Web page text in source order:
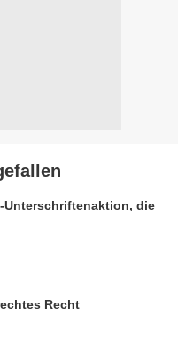
Unterschriftenaktion, die
Recht